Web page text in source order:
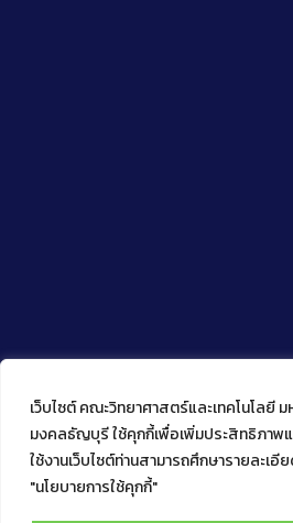
เว็บไซต์ คณะวิทยาศาสตร์และเทคโนโลยี
มงคลธัญบุรี ใช้คุกกี้เพื่อเพิ่มประสิทธิภาพ
ใช้งานเว็บไซต์ท่านสามารถศึกษารายละเอี
"นโยบายการใช้คุกกี้"
Copyright © 2022 คณะวิทยาศาสตร์แล